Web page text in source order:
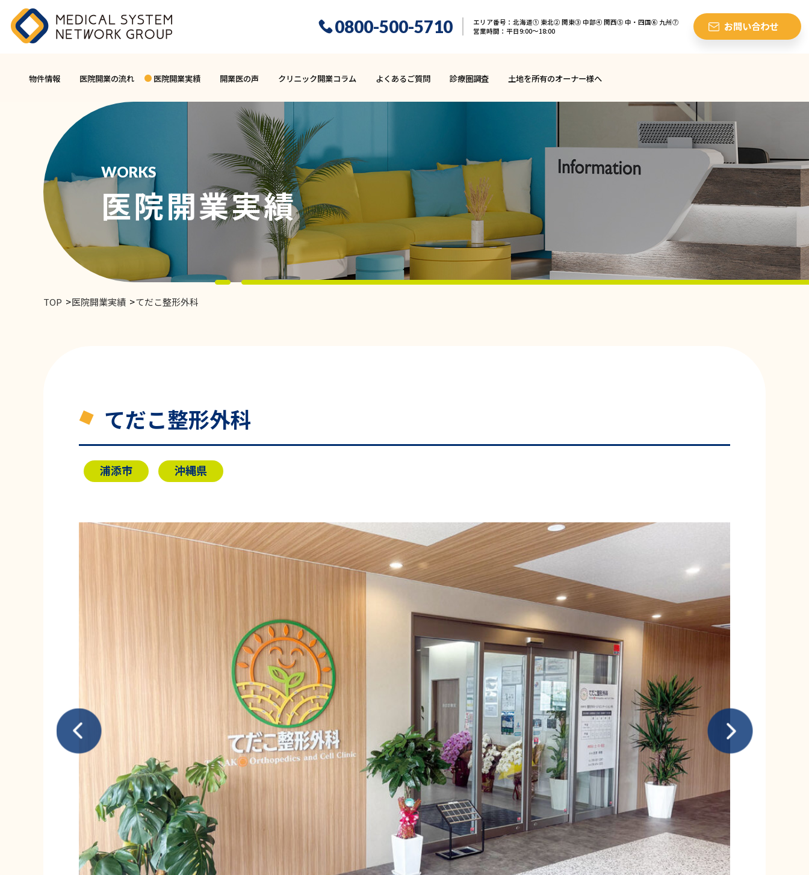
0800-500-5710
エリア番号：北海道① 東北② 関東③ 中部④ 関西⑤ 中・四国⑥ 九州⑦
営業時間：平日9:00〜18:00
お問い合わせ
物件情報 医院開業の流れ 医院開業実績 開業医の声 クリニック開業コラム よくあるご質問 診療圏調査 土地を所有のオーナー様へ
WORKS
医院開業実績
TOP 医院開業実績 てだこ整形外科
てだこ整形外科
浦添市 沖縄県